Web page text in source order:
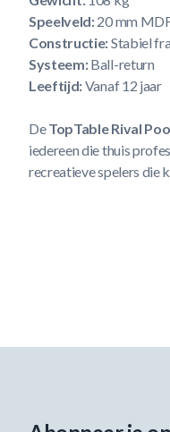
Speelveld:20 mm
Constructie:Stabiel
Systeem:Ball-return
Leeftijd:Vanaf 12 jaar
DeTopTable Rival
iedereen die thuis
recreatieve spelers die